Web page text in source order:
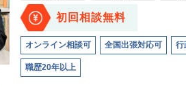
初回相談無料
オンライン相談可 全国出張対応可 行
職歴20年以上